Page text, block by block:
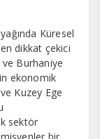
Küresel
dikkat çekici
Burhaniye
ekonomik
Kuzey Ege
sektör